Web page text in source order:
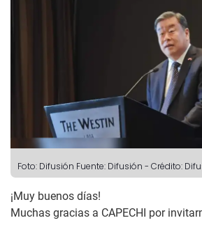
Foto: Difusión Fuente: Difusión - Crédito:
¡Muy buenos días!
Muchas gracias a CAPECHI por